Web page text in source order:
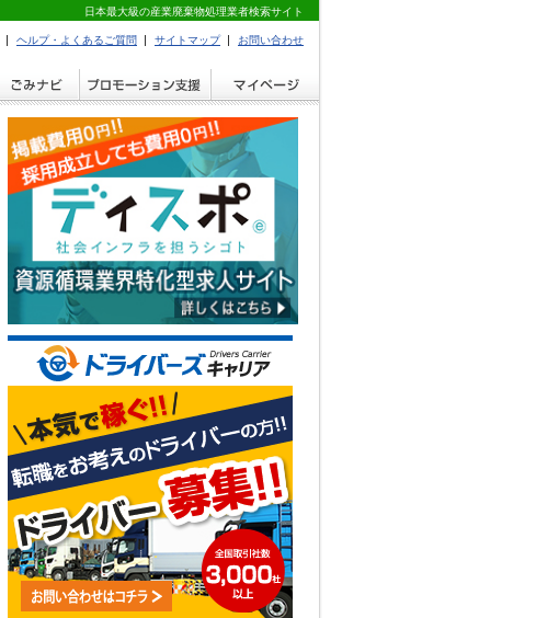
日本最大級の産業廃棄物処理業者検索サイト
ヘルプ・よくあるご質問 サイトマップ お問い合わせ